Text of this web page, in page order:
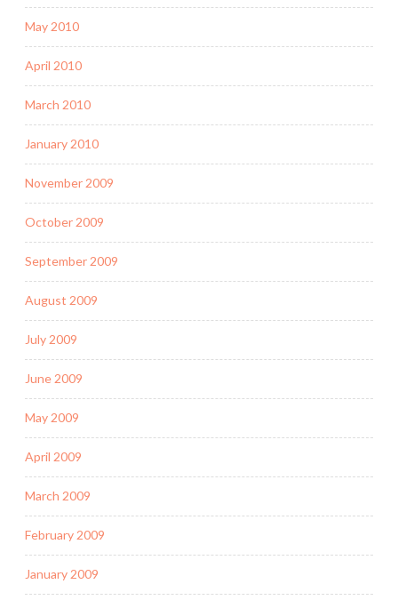
May 2010
April 2010
March 2010
January 2010
November 2009
October 2009
September 2009
August 2009
July 2009
June 2009
May 2009
April 2009
March 2009
February 2009
January 2009